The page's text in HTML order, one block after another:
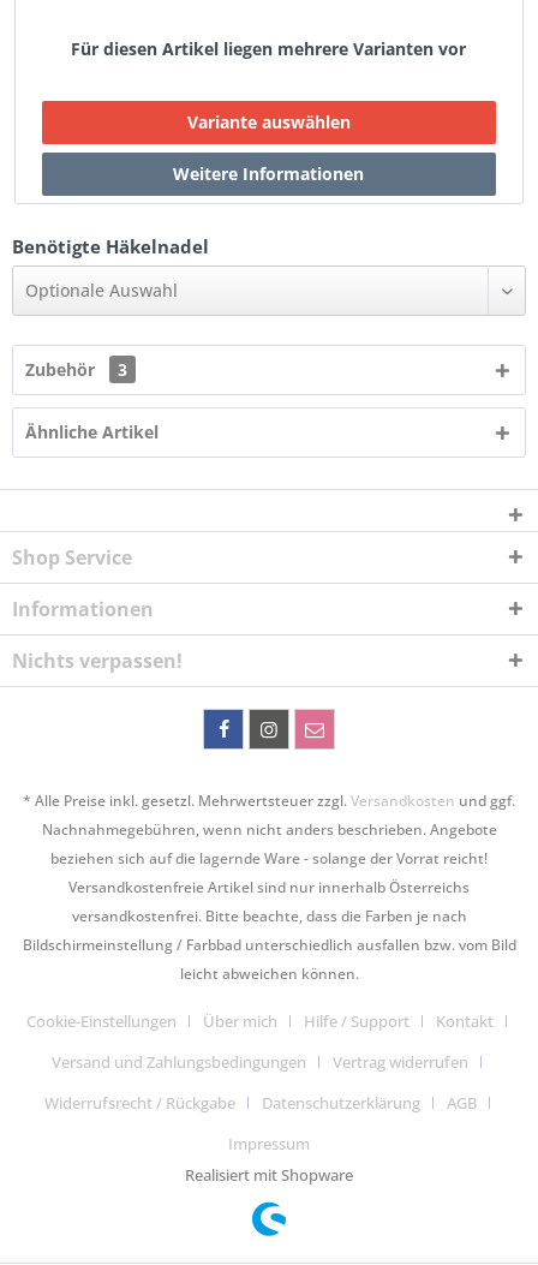
Für diesen Artikel liegen mehrere Varianten vor
Benötigte Häkelnadel
Optionale Auswahl
Zubehör 3
Ähnliche Artikel
Shop Service
Informationen
Nichts verpassen!
* Alle Preise inkl. gesetzl. Mehrwertsteuer zzgl.Versandkosten und ggf.
Nachnahmegebühren, wenn nicht anders beschrieben. Angebote
beziehen sich auf die lagernde Ware - solange der Vorrat reicht!
Versandkostenfreie Artikel sind nur innerhalb Österreichs
versandkostenfrei. Bitte beachte, dass die Farben je nach
Bildschirmeinstellung / Farbbad unterschiedlich ausfallen bzw. vom Bild
leicht abweichen können.
Cookie-Einstellungen Über mich Hilfe / Support
Kontakt
Versand und Zahlungsbedingungen
Vertrag widerrufen
Widerrufsrecht / Rückgabe
Datenschutzerklärung
AGB
Impressum
Realisiert mit Shopware